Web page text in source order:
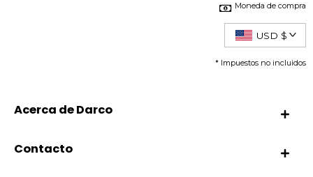
Moneda de compra
USD $
* Impuestos no incluidos
Acerca de Darco
Contacto